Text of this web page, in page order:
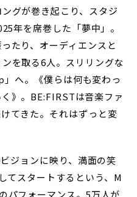
グが巻き起こり、スタジ
年を席巻した「夢中」。
たり、オーディエンスと
を取る6人。スリリングな
へ。《僕らは何も変わっ
》。BE:FIRSTは音楽ファ
てきた。それはずっと変
ジョンに映り、満面の笑
てスタートするという、M
パフォーマンス。5万人が